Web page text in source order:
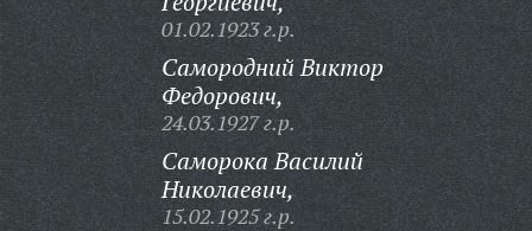
01.02.1923 г.р.
Самородний Виктор
Федорович,
24.03.1927 г.р.
Саморока Василий
Николаевич,
15.02.1925 г.р.